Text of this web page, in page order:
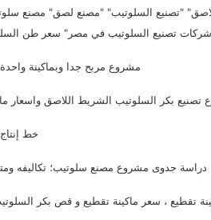
"تصنيع السلوتيب" "مصنع لصق" مصنع
مشروع مربح جدا وبماكينة
تصنيع بكر السلوتيب الشريط اللاصق واسعار
خط
دراسة جدوى مشروع مصنع سلوتيب؛ تكاليفه
تقطيع ، سعر ماكينة تقطيع و قص بكر